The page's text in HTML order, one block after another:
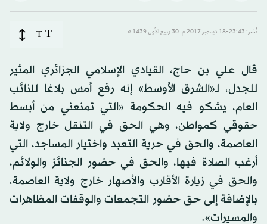
نُشر: 23:43-18 ديسمبر 2017 م ـ 30 ربيع الأول 1439 هـ T
T
قال علي بن حاج، القيادي الإسلامي الجزائري المثير
للجدل، لـ«الشرق الأوسط» إنه رفع أمس بلاغا للنائب
العام، يشكو فيه الحكومة «التي تمنعني من أبسط
حقوقي كمواطن، وهي الحق في التنقل خارج ولاية
العاصمة، والحق في حرية التعبد واختيار المساجد، التي
أرغب الصلاة فيها، والحق في حضور الجنائز والولائم،
والحق في زيارة الأقارب والأصهار خارج ولاية العاصمة،
بالإضافة إلى حق حضور التجمعات والوقفات المظاهرات
والمسيرات».